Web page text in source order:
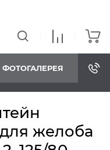
ФОТОГАЛЕРЕЯ
желоба